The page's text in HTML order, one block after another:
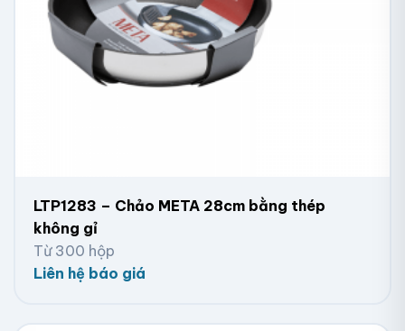
LTP1283 – Chảo META 28cm bằng thép
không gỉ
Từ 300 hộp
Liên hệ báo giá